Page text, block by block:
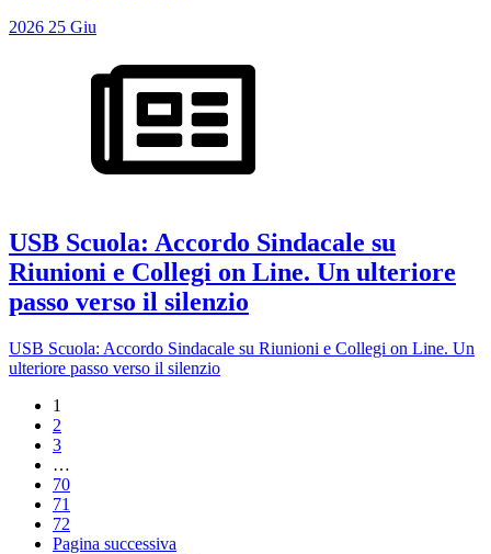
2026 25 Giu
USB Scuola: Accordo Sindacale su
Riunioni e Collegi on Line. Un ulteriore
passo verso il silenzio
USB Scuola: Accordo Sindacale su Riunioni e Collegi on Line. Un
ulteriore passo verso il silenzio
1
2
3
…
70
71
72
Pagina successiva